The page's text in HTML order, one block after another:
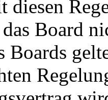
diesen
Board
Boards